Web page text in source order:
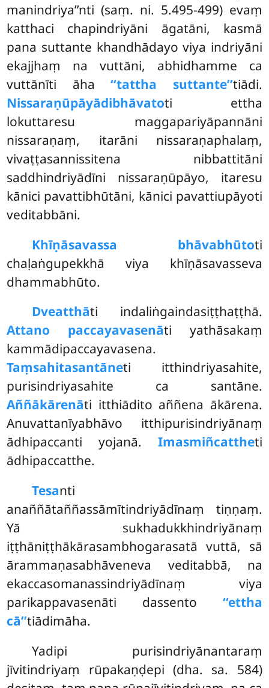
manindriya’’nti (saṃ. ni. 5.495-499) evaṃ
katthaci chapindriyāni āgatāni, kasmā
pana suttante khandhādayo viya indriyāni
ekajjhaṃ na vuttāni, abhidhamme ca
vuttānīti āha‘‘tattha suttante’’tiādi.
Nissaraṇūpāyādibhāvatoti ettha
lokuttaresu maggapariyāpannāni
nissaraṇaṃ, itarāni nissaraṇaphalaṃ,
vivaṭṭasannissitena nibbattitāni
saddhindriyādīni nissaraṇūpāyo, itaresu
kānici pavattibhūtāni, kānici pavattiupāyoti
veditabbāni.
Khīṇāsavassa bhāvabhūtoti
chaḷaṅgupekkhā viya khīṇāsavasseva
dhammabhūto.
Dveatthāti indaliṅgaindasiṭṭhaṭṭhā.
Attano paccayavasenāti yathāsakaṃ
kammādipaccayavasena.
Taṃsahitasantāneti itthindriyasahite,
purisindriyasahite ca santāne.
Aññākārenāti itthiādito aññena ākārena.
Anuvattanīyabhāvo itthipurisindriyānaṃ
ādhipaccanti yojanā. Imasmiñcattheti
ādhipaccatthe.
Tesanti
anaññātaññassāmītindriyādīnaṃ tiṇṇaṃ.
Yā sukhadukkhindriyānaṃ
iṭṭhāniṭṭhākārasambhogarasatā vuttā, sā
ārammaṇasabhāveneva veditabbā, na
ekaccasomanassindriyādīnaṃ viya
parikappavasenāti dassento ‘‘ettha
cā’’tiādimāha.
Yadipi purisindriyānantaraṃ
jīvitindriyaṃ rūpakaṇḍepi (dha. sa. 584)